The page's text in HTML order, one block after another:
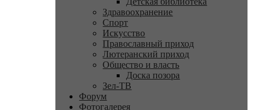
Здравоохранение
Спорт
Искусство
Православный приход
Лютеранский приход
Общество и власть
Доска позора
Зел-ТВ
Форум
Фотогалерея